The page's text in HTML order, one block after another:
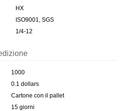
HX
ISO9001, SGS
1/4-12
1000
0.1 dollars
Cartone con il pallet
15 giorni